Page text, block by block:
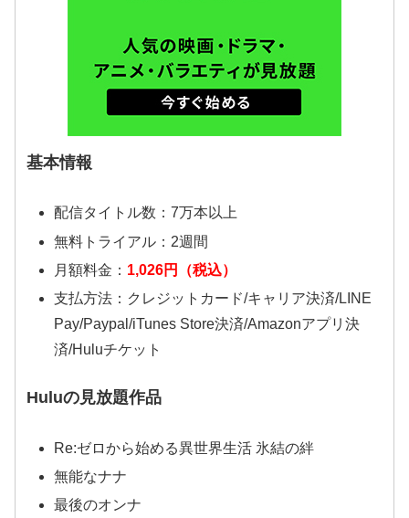
基本情報
配信タイトル数：7万本以上
無料トライアル：2週間
月額料金： 1,026円（税込）
支払方法：クレジットカード/キャリア決済/LINE
Pay/Paypal/iTunes Store決済/Amazonアプリ決
済/Huluチケット
Huluの見放題作品
Re:ゼロから始める異世界生活 氷結の絆
無能なナナ
最後のオンナ